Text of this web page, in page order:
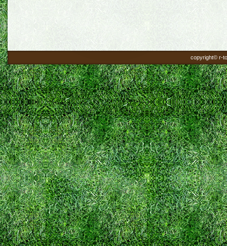
copyright© r-